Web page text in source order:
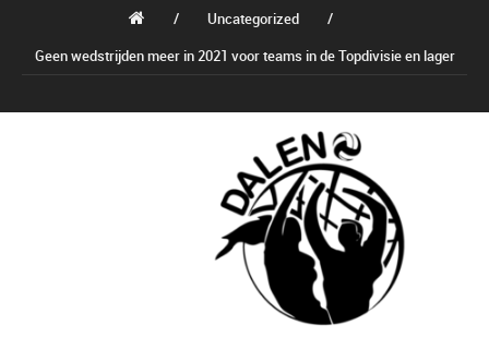
/ Uncategorized
/
Geen wedstrijden meer in 2021 voor teams in de Topdivisie en lager